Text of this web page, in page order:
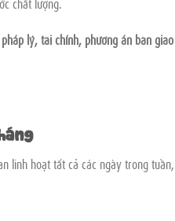
lý, tài chính, phương án bàn giao
linh hoạt tất cả các ngày trong tuần,